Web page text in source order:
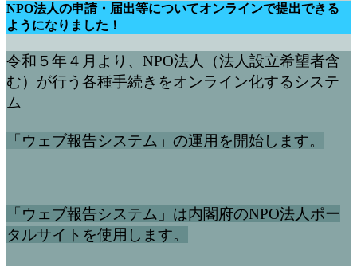
NPO法人の申請・届出等についてオンラインで提出できる
ようになりました！
令和５年４月より、NPO法人（法人設立希望者含
む）が行う各種手続きをオンライン化するシステ
ム
「ウェブ報告システム」の運用を開始します。
「ウェブ報告システム」は内閣府のNPO法人ポー
タルサイトを使用します。